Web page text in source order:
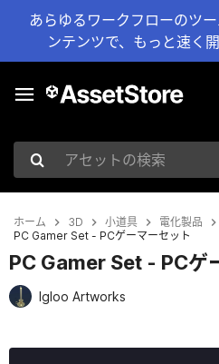
あらゆるワークフローのツ
ンテンツで、もっと速く
アセットの検索
ホーム 3D 小道具
電化製品
PC Gamer Set - PCゲーマーセット
PC Gamer Set - PCゲ
Igloo Artworks